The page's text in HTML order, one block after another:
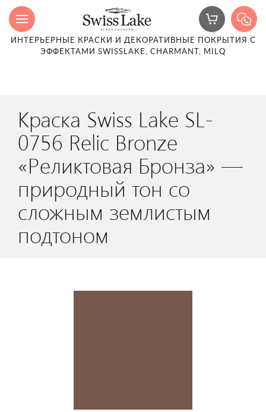
ИНТЕРЬЕРНЫЕ КРАСКИ И ДЕКОРАТИВНЫЕ ПОКРЫТИЯ С
ЭФФЕКТАМИ SWISSLAKE, CHARMANT, MILQ
Краска Swiss Lake SL-
0756 Relic Bronze
«Реликтовая Бронза» —
природный тон со
сложным землистым
подтоном